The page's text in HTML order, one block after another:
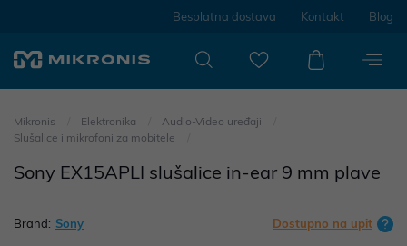
Besplatna dostava Kontakt Blog
Mikronis Elektronika
Audio-Video uređaji
Slušalice i mikrofoni za mobitele
Sony EX15APLI slušalice in-ear 9 mm plave
Brand: Sony Dostupno na upit